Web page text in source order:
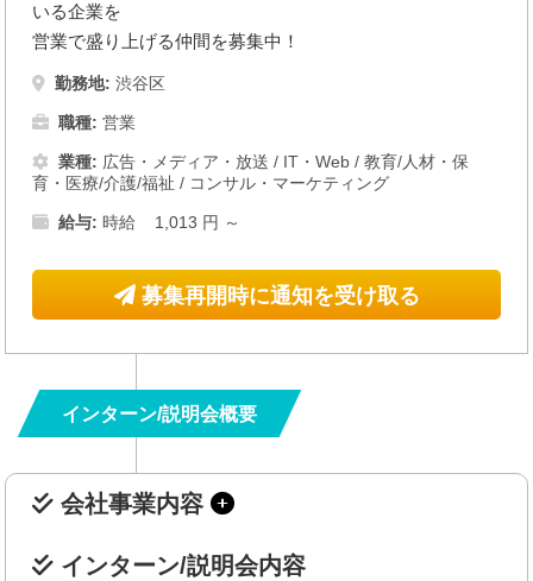
いる企業を
営業で盛り上げる仲間を募集中！
勤務地: 渋谷区
職種: 営業
業種: 広告・メディア・放送 / IT・Web /教育/人材・保
育・医療/介護/福祉 / コンサル・マーケティング
給与: 時給 1,013 円 ～
募集再開時に通知を受け取る
インターン/説明会概要
会社事業内容
インターン/説明会内容